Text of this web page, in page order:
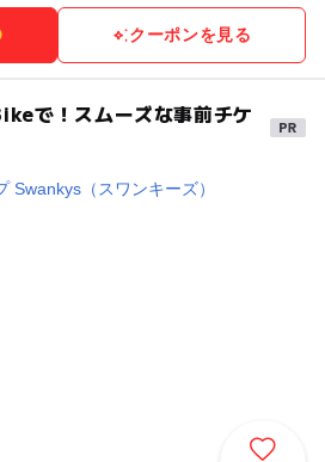
クーポンを見る
で！スムーズな事前チケ